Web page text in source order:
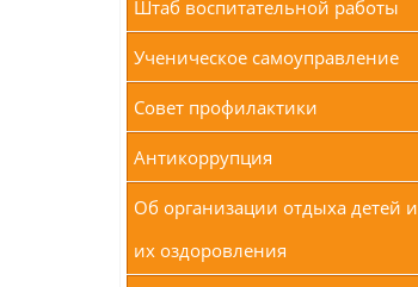
Штаб воспитательной работы
Ученическое самоуправление
Совет профилактики
Антикоррупция
Об организации отдыха детей и
их оздоровления